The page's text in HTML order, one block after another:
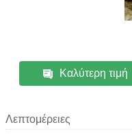
Καλύτερη τιμή
Λεπτομέρειες